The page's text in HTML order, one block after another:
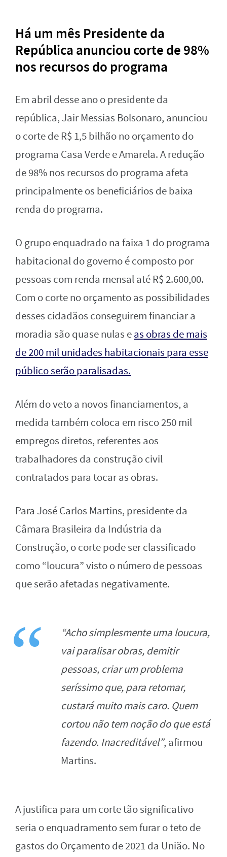
Há um mês Presidente da
República anunciou corte de 98%
nos recursos do programa
Em abril desse ano o presidente da
república, Jair Messias Bolsonaro, anunciou
o corte de R$ 1,5 bilhão no orçamento do
programa Casa Verde e Amarela. A redução
de 98% nos recursos do programa afeta
principalmente os beneficiários de baixa
renda do programa.
O grupo enquadrado na faixa 1 do programa
habitacional do governo é composto por
pessoas com renda mensal até R$ 2.600,00.
Com o corte no orçamento as possibilidades
desses cidadãos conseguirem financiar a
moradia são quase nulas eas obras de mais
de 200 mil unidades habitacionais para esse
público serão paralisadas.
Além do veto a novos financiamentos, a
medida também coloca em risco 250 mil
empregos diretos, referentes aos
trabalhadores da construção civil
contratados para tocar as obras.
Para José Carlos Martins, presidente da
Câmara Brasileira da Indústria da
Construção, o corte pode ser classificado
como “loucura” visto o número de pessoas
que serão afetadas negativamente.
“Acho simplesmente uma loucura,
vai paralisar obras, demitir
pessoas, criar um problema
seríssimo que, para retomar,
custará muito mais caro. Quem
cortou não tem noção do que está
fazendo. Inacreditável”, afirmou
Martins.
A justifica para um corte tão significativo
seria o enquadramento sem furar o teto de
gastos do Orçamento de 2021 da União. No